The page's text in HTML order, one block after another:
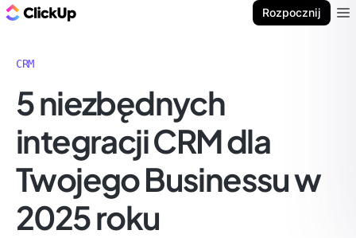
Rozpocznij
CRM
5 niezbędnych
integracji CRM dla
Twojego Businessu w
2025 roku